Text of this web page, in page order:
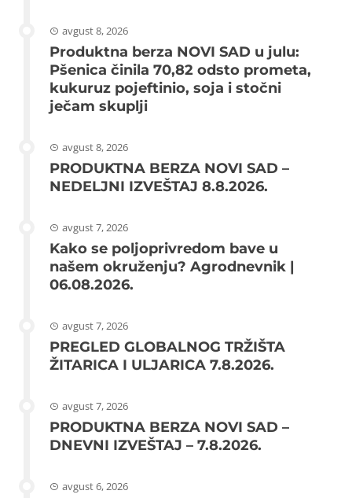
avgust 8, 2026
Produktna berza NOVI SAD u julu:
Pšenica činila 70,82 odsto prometa,
kukuruz pojeftinio, soja i stočni
ječam skuplji
avgust 8, 2026
PRODUKTNA BERZA NOVI SAD –
NEDELJNI IZVEŠTAJ 8.8.2026.
avgust 7, 2026
Kako se poljoprivredom bave u
našem okruženju? Agrodnevnik |
06.08.2026.
avgust 7, 2026
PREGLED GLOBALNOG TRŽIŠTA
ŽITARICA I ULJARICA 7.8.2026.
avgust 7, 2026
PRODUKTNA BERZA NOVI SAD –
DNEVNI IZVEŠTAJ – 7.8.2026.
avgust 6, 2026